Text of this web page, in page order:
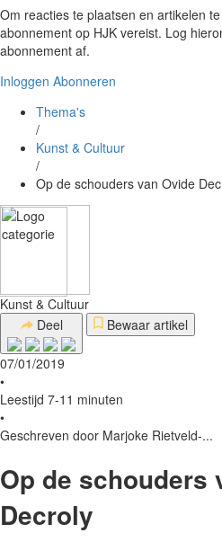
Om reacties te plaatsen en artikelen
abonnement op HJK vereist. Log
abonnement af.
Inloggen Abonneren
Thema's
/
Kunst & Cultuur
/
Op de schouders van Ovide
Kunst & Cultuur
Deel
Bewaar artikel
07/01/2019
•
Leestijd 7-11 minuten
•
Geschreven door Marjoke Rietveld-...
Op de schouders
Decroly